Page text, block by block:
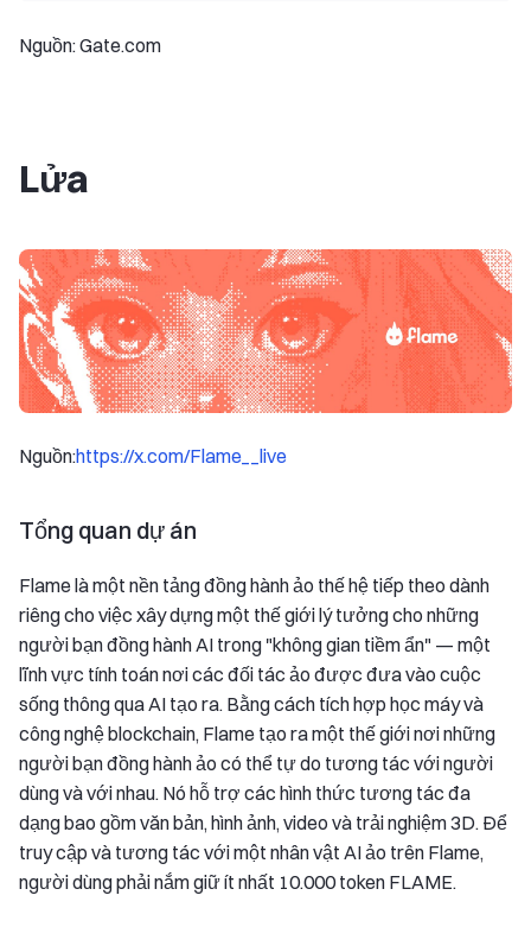
Nguồn: Gate.com
Lửa
Nguồn:https://x.com/Flame__live
Tổng quan dự án
Flame là một nền tảng đồng hành ảo thế hệ tiếp theo dành
riêng cho việc xây dựng một thế giới lý tưởng cho những
người bạn đồng hành AI trong "không gian tiềm ẩn" — một
lĩnh vực tính toán nơi các đối tác ảo được đưa vào cuộc
sống thông qua AI tạo ra. Bằng cách tích hợp học máy và
công nghệ blockchain, Flame tạo ra một thế giới nơi những
người bạn đồng hành ảo có thể tự do tương tác với người
dùng và với nhau. Nó hỗ trợ các hình thức tương tác đa
dạng bao gồm văn bản, hình ảnh, video và trải nghiệm 3D. Để
truy cập và tương tác với một nhân vật AI ảo trên Flame,
người dùng phải nắm giữ ít nhất 10.000 token FLAME.